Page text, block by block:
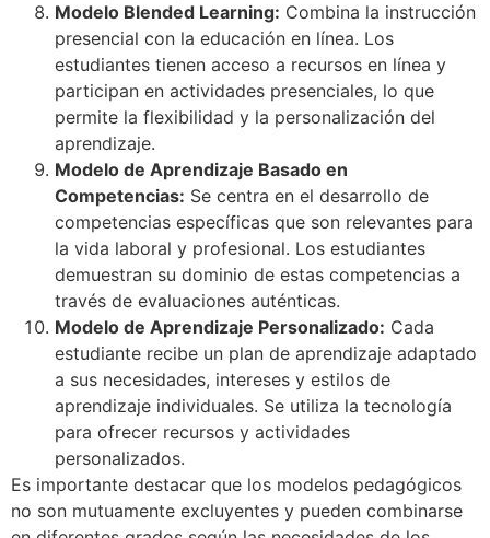
Modelo Blended Learning: Combina la instrucción
presencial con la educación en línea. Los
estudiantes tienen acceso a recursos en línea y
participan en actividades presenciales, lo que
permite la flexibilidad y la personalización del
aprendizaje.
Modelo de Aprendizaje Basado en
Competencias: Se centra en el desarrollo de
competencias específicas que son relevantes para
la vida laboral y profesional. Los estudiantes
demuestran su dominio de estas competencias a
través de evaluaciones auténticas.
Modelo de Aprendizaje Personalizado: Cada
estudiante recibe un plan de aprendizaje adaptado
a sus necesidades, intereses y estilos de
aprendizaje individuales. Se utiliza la tecnología
para ofrecer recursos y actividades
personalizados.
Es importante destacar que los modelos pedagógicos
no son mutuamente excluyentes y pueden combinarse